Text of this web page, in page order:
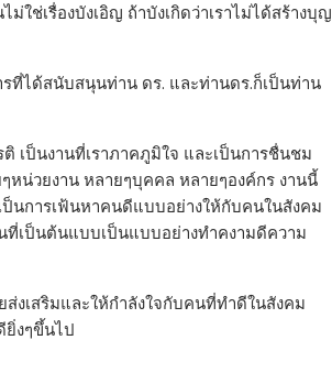
ช่เรื่องบังเอิญ ถ้าบังเกิดว่าเราไม่ได้สร้างบุญ
ที่ได้สนับสนุนท่าน ดร. และท่านดร.ก็เป็นท่าน
เป็นงานที่เราภาคภูมิใจ และเป็นการชื่นชม
น่วยงาน หลายๆบุคคล หลายๆองค์กร งานนี้
ป็นการเฟ้นหาคนดีแบบอย่างให้กับคนในสังคม
ที่เป็นต้นแบบเป็นแบบอย่างทำคงามดีความ
เสริมและให้กำลังใจกับคนที่ทำดีในสังคม
งๆขึ้นไป